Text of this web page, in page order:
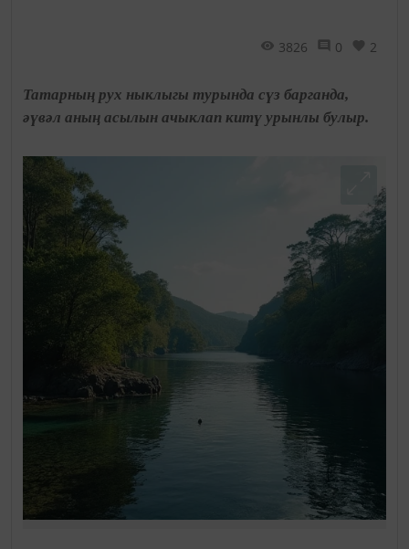
3826 0 2
Татарның рух ныклыгы турында сүз барганда,
әүвәл аның асылын ачыклап китү урынлы булыр.